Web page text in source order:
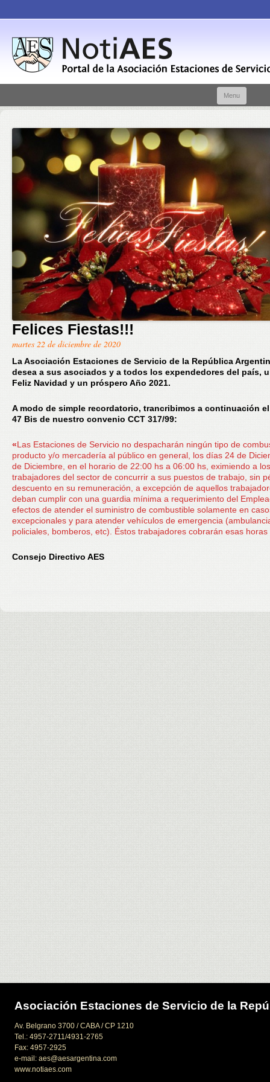
Menu
Felices Fiestas!!!
martes 22 de diciembre de 2020
La Asociación Estaciones de Servicio de la República
desea a sus asociados y a todos los expendedores del país,
Feliz Navidad y un próspero Año 2021.
A modo de simple recordatorio, trancribimos a continuación
47 Bis de nuestro convenio CCT 317/99:
«Las Estaciones de Servicio no despacharán ningún tipo de
producto y/o mercadería al público en general, los días 24 de
de Diciembre, en el horario de 22:00 hs a 06:00 hs, eximiendo a los
trabajadores del sector de concurrir a sus puestos de trabajo, sin
descuento en su remuneración, a excepción de aquellos
deban cumplir con una guardia mínima a requerimiento del
efectos de atender el suministro de combustible solamente en
excepcionales y para atender vehículos de emergencia
policiales, bomberos, etc). Éstos trabajadores cobrarán esas horas
Consejo Directivo AES
Asociación Estaciones de Servicio de la
Av. Belgrano 3700 / CABA / CP 1210
Tel.: 4957-2711/4931-2765
Fax: 4957-2925
e-mail: aes@aesargentina.com
www.notiaes.com